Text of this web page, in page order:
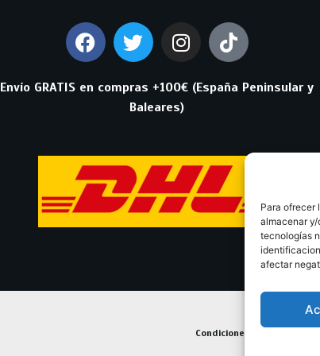
Para ofrecer
almacenar
tecnologías
afectar
Envío GRATIS en compras +100€ (España Peninsular y
Baleares)
Condiciones Generales de